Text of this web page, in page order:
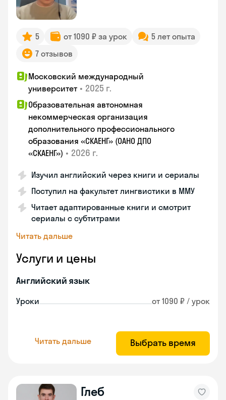
5 от 1090 ₽ за урок
5 лет опыта
7 отзывов
Московский международный
университет • 2025 г.
Образовательная автономная
некоммерческая организация
дополнительного профессионального
образования «СКАЕНГ» (ОАНО ДПО
«СКАЕНГ») • 2026 г.
Изучил английский через книги и сериалы
Поступил на факультет лингвистики в ММУ
Читает адаптированные книги и смотрит
сериалы с субтитрами
Читать дальше
Услуги и цены
Английский язык
Уроки от 1090 ₽ / урок
Читать дальше Выбрать время
Глеб